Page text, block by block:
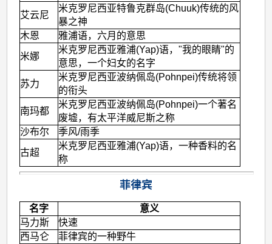
艾云尼
米克罗尼西亚特鲁克群岛(Chuuk)传统的风
暴之神
木恩
雅浦语，六月的意思
米娜
米克罗尼西亚雅浦(Yap)语，"我的眼睛"的
意思，一个妇女的名字
苏力
米克罗尼西亚波纳佩岛(Pohnpei)传统将领
的衔头
南玛都
米克罗尼西亚波纳佩岛(Pohnpei)一个著名
废墟，有太平洋威尼斯之称
沙布尔
季风/雨季
古超
米克罗尼西亚雅浦(Yap)语，一种香料的名
称
菲律宾
名字
意义
马力斯
快速
西马仑
菲律宾的一种野牛